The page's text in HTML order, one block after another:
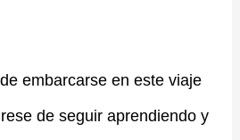
embarcarse en este viaje
de seguir aprendiendo y